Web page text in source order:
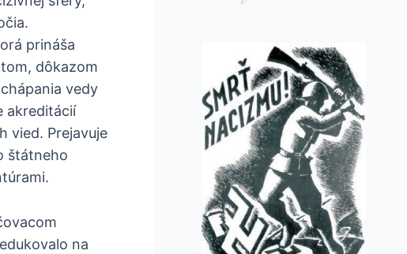
prináša
dôkazom
vedy
akreditácií
vied. Prejavuje
štátneho
na